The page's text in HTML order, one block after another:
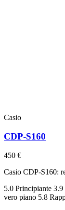
Casio
CDP-S160
450 €
Casio CDP-S160:
5.0 Principiante 3.9
vero piano 5.8